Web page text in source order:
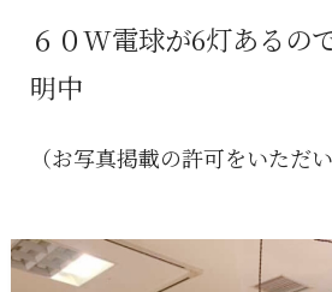
６０W電球が6灯あるの
明中
（お写真掲載の許可をいただ